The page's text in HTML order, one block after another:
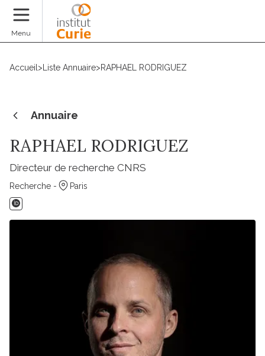
Menu
Accueil > Liste Annuaire>RAPHAEL RODRIGUEZ
Annuaire
RAPHAEL RODRIGUEZ
Directeur de recherche CNRS
Recherche - Paris